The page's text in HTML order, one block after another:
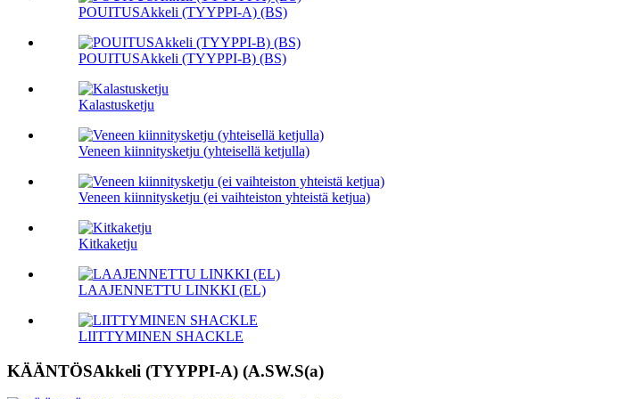
POUITUSAkkeli (TYYPPI-A) (BS)
POUITUSAkkeli (TYYPPI-B) (BS)
Kalastusketju
Veneen kiinnitysketju (yhteisellä ketjulla)
Veneen kiinnitysketju (ei vaihteiston yhteistä ketjua)
Kitkaketju
LAAJENNETTU LINKKI (EL)
LIITTYMINEN SHACKLE
KÄÄNTÖSAkkeli (TYYPPI-A) (A.SW.S(a)